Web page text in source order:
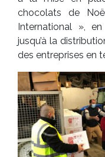
chocolats de
International »,
jusqu’à la
des entreprises en